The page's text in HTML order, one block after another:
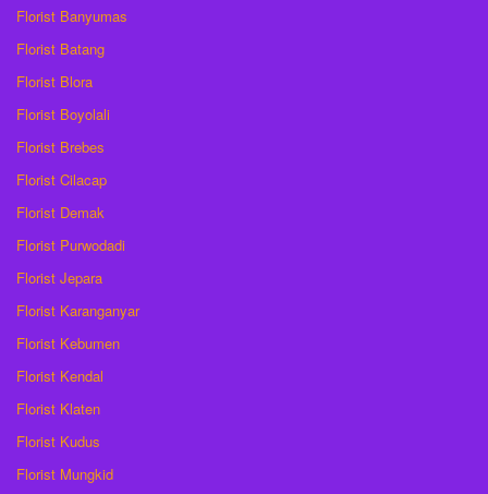
Florist Banyumas
Florist Batang
Florist Blora
Florist Boyolali
Florist Brebes
Florist Cilacap
Florist Demak
Florist Purwodadi
Florist Jepara
Florist Karanganyar
Florist Kebumen
Florist Kendal
Florist Klaten
Florist Kudus
Florist Mungkid